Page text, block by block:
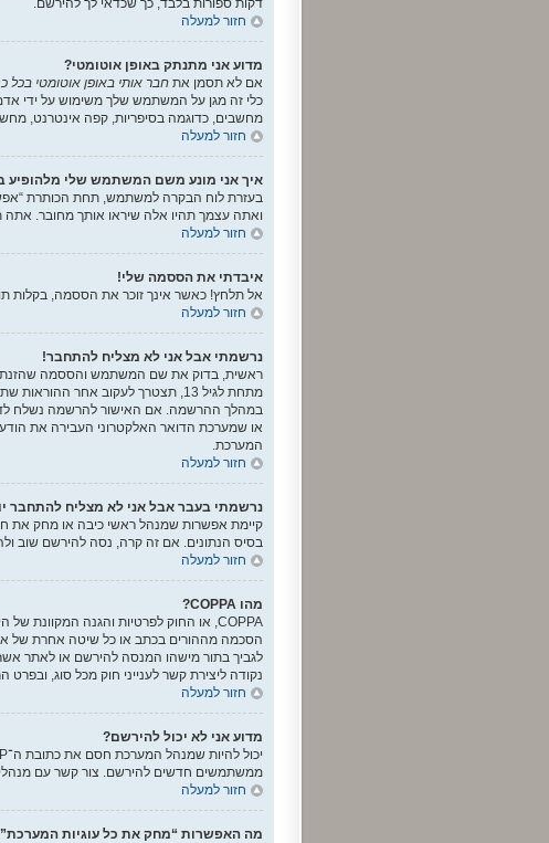
דקות ספורות בלבד, כך שכדאי לך להירשם.
חזור למעלה
מדוע אני מתנתק באופן אוטומטי?
אם לא תסמן את חבר אותי באופן אוטומטי בכל
כלי זה מגן על המשתמש שלך משימוש על ידי
מחשבים, כדוגמה בסיפריות, קפה אינטרנט,
חזור למעלה
איך אני מונע משם המשתמש שלי
בעזרת לוח הבקרה למשתמש, תחת הכותרת
ואתה עצמך תהיו אלה שיראו אותך מחובר.
חזור למעלה
איבדתי את הססמה שלי!
אל תלחץ! כאשר אינך זוכר את הססמה, בקלות
חזור למעלה
נרשמתי אבל אני לא מצליח להתחבר!
מתחת לגיל 13, תצטרך לעקוב אחר
במהלך ההרשמה. אם האישור להרשמה נשלח
או שמערכת הדואר האלקטרוני העבירה את
המערכת.
חזור למעלה
נרשמתי בעבר אבל אני לא מצליח להתחבר
קיימת אפשרות שמנהל ראשי כיבה או מחק את
בסיס הנתונים. אם זה קרה, נסה להירשם שוב
חזור למעלה
מהו COPPA?
נקודה ליצירת קשר לענייני חוק מכל סוג, ובפרט
חזור למעלה
מדוע אני לא יכול להירשם?
ממשתמשים חדשים להירשם. צור קשר עם
חזור למעלה
מה האפשרות “מחק את כל עוגיות